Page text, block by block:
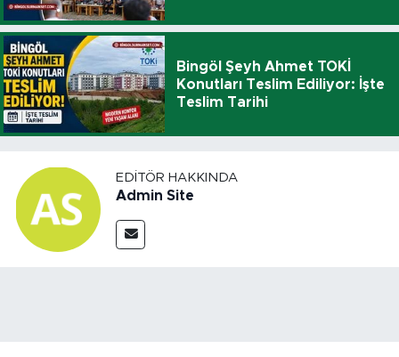
Bingöl Şeyh Ahmet TOKİ
Konutları Teslim Ediliyor: İşte
Teslim Tarihi
EDITÖR HAKKINDA
Admin Site